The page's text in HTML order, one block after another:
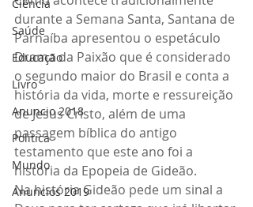
Ciência
Saúde
Educação
Livro
Anuncio 2018
Politica
Mundo
Anuncios 2019
durante a Semana Santa, Santana de
Parnaíba apresentou o espetáculo
Drama da Paixão que é considerado
o segundo maior do Brasil e conta a
história da vida, morte e ressureição
de Jesus Cristo, além de uma
passagem bíblica do antigo
testamento que este ano foi a
história da Epopeia de Gideão.
Na história Gideão pede um sinal a